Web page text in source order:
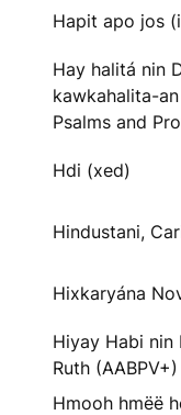
Hapit apo jos
Hay halitá nin
kawkahalita-
Psalms and
Hdi (xed)
Hindustani,
Hixkaryána
Hiyay Habi nin
Ruth (AABPV+)
Hmooh hmëë